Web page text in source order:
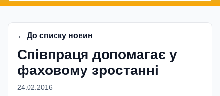
← До списку новин
Співпраця допомагає у
фаховому зростанні
24.02.2016